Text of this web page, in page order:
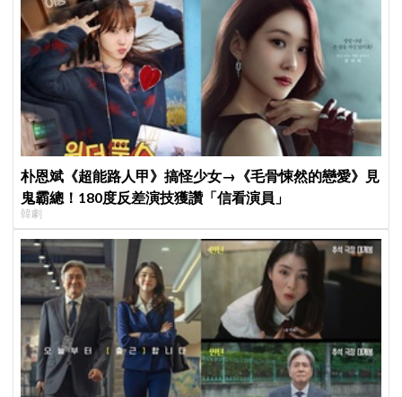
朴恩斌《超能路人甲》搞怪少女→《毛骨悚然的戀愛》見
鬼霸總！180度反差演技獲讚「信看演員」
韓劇